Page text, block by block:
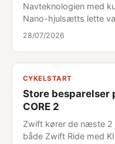
Navteknologien med
Nano-hjulsætts lette
28/07/2026
CYKELSTART
Store besparelser
CORE 2
Zwift kører de næste 2
både Zwift Ride med